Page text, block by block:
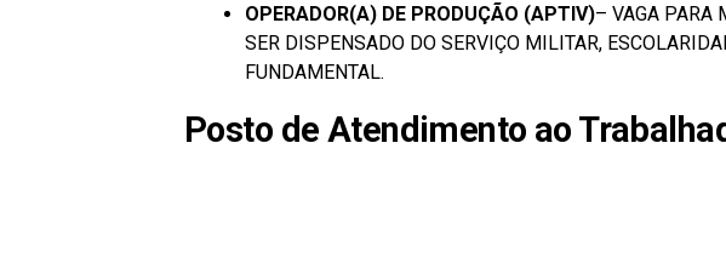
OPERADOR(A) DE PRODUÇÃO (APTIV)– VAGA PARA
SER DISPENSADO DO SERVIÇO MILITAR,
FUNDAMENTAL.
Posto de Atendimento ao